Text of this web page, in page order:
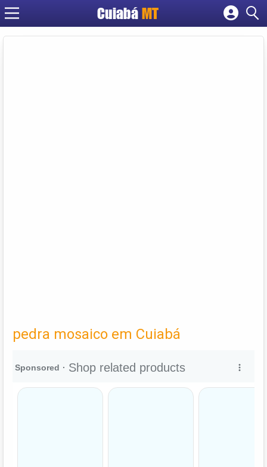
Cuiabá MT
Cadastrar empresa
pedra mosaico em Cuiabá